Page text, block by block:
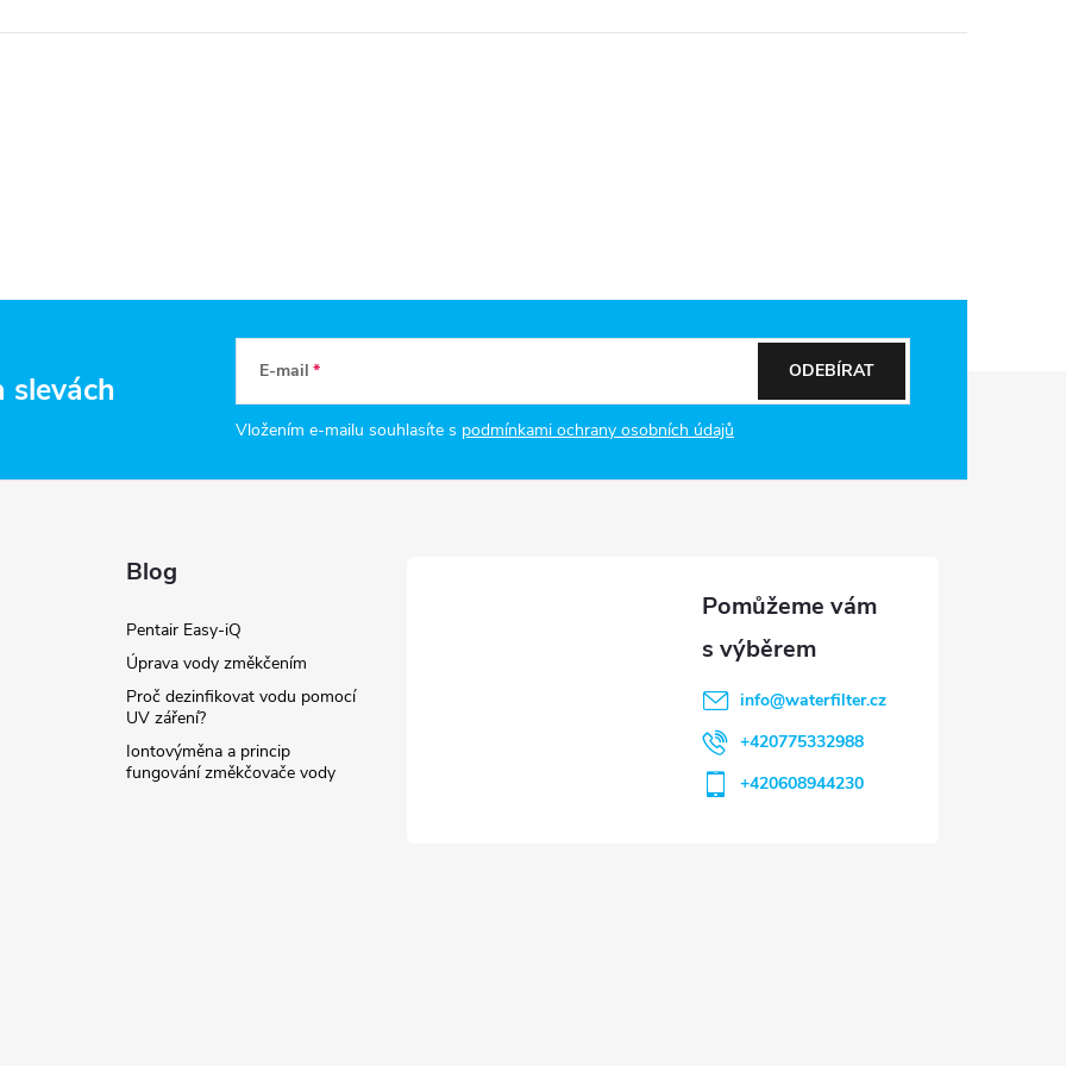
slevách E-mail
Vložením e-mailu souhlasíte s podmínkami ochrany osobních údajů
ODEBÍRAT
Blog
Pentair Easy-iQ
Úprava vody změkčením
Proč dezinfikovat vodu pomocí
UV záření?
Iontovýměna a princip
fungování změkčovače vody
info@waterfilter.cz
+420775332988
+420608944230